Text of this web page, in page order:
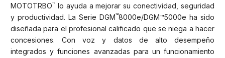
MOTOTRBO™ lo ayuda a mejorar su conectividad, seguridad
y productividad. La Serie DGM™8000e/DGM™5000e ha sido
diseñada para el profesional calificado que se niega a hacer
concesiones. Con voz y datos de alto desempeño
integrados y funciones avanzadas para un funcionamiento